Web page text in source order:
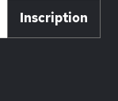
Inscription